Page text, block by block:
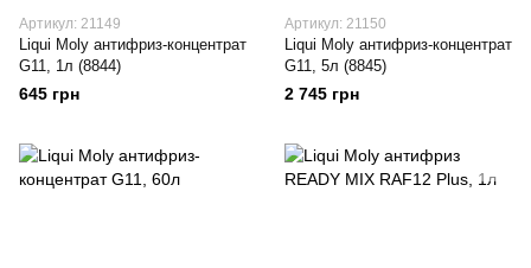
Артикул: 21149
Liqui Moly антифриз-концентрат
G11, 1л (8844)
645 грн
Артикул: 21150
Liqui Moly антифриз-концентрат
G11, 5л (8845)
2 745 грн